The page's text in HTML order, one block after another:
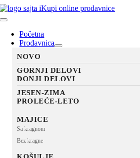
Skip
to
Toggle
NavigationPočetna
Prodavnica
NOVO
GORNJI DELOVI
DONJI DELOVI
JESEN-ZIMA
PROLEĆE-LETO
MAJICE
Sa kragnom
Bez kragne